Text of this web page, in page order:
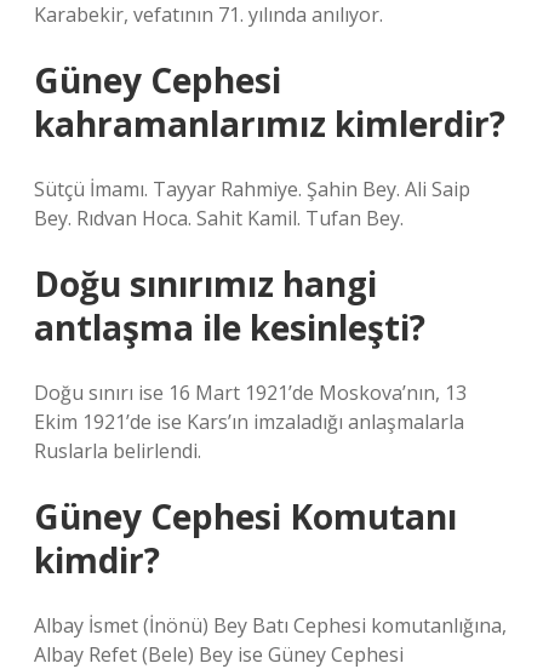
Karabekir, vefatının 71. yılında anılıyor.
Güney Cephesi
kahramanlarımız kimlerdir?
Sütçü İmamı. Tayyar Rahmiye. Şahin Bey. Ali Saip
Bey. Rıdvan Hoca. Sahit Kamil. Tufan Bey.
Doğu sınırımız hangi
antlaşma ile kesinleşti?
Doğu sınırı ise 16 Mart 1921’de Moskova’nın, 13
Ekim 1921’de ise Kars’ın imzaladığı anlaşmalarla
Ruslarla belirlendi.
Güney Cephesi Komutanı
kimdir?
Albay İsmet (İnönü) Bey Batı Cephesi komutanlığına,
Albay Refet (Bele) Bey ise Güney Cephesi